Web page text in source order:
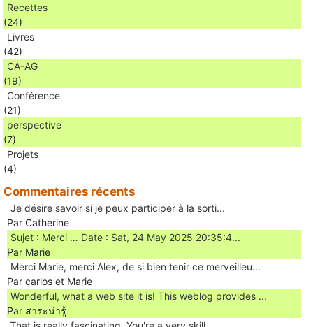
Recettes
(24)
Livres
(42)
CA-AG
(19)
Conférence
(21)
perspective
(7)
Projets
(4)
Commentaires récents
Je désire savoir si je peux participer à la sorti...
Par Catherine
Sujet : Merci … Date : Sat, 24 May 2025 20:35:4...
Par Marie
Merci Marie, merci Alex, de si bien tenir ce merveilleu...
Par carlos et Marie
Wonderful, what a web site it is! This weblog provides ...
Par สาระน่ารู้